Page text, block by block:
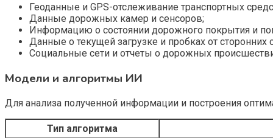
Геоданные и GPS-отслеживание транспортных
Данные дорожных камер и сенсоров;
Информацию о состоянии дорожного покрытия и
Данные о текущей загрузке и пробках от
Социальные сети и отчеты о дорожных
Модели и алгоритмы ИИ
Для анализа полученной информации и построения
Тип алгоритма